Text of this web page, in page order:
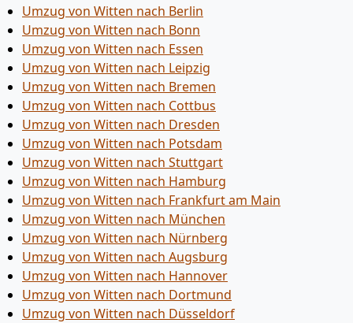
Umzug von Witten nach Berlin
Umzug von Witten nach Bonn
Umzug von Witten nach Essen
Umzug von Witten nach Leipzig
Umzug von Witten nach Bremen
Umzug von Witten nach Cottbus
Umzug von Witten nach Dresden
Umzug von Witten nach Potsdam
Umzug von Witten nach Stuttgart
Umzug von Witten nach Hamburg
Umzug von Witten nach Frankfurt am Main
Umzug von Witten nach München
Umzug von Witten nach Nürnberg
Umzug von Witten nach Augsburg
Umzug von Witten nach Hannover
Umzug von Witten nach Dortmund
Umzug von Witten nach Düsseldorf